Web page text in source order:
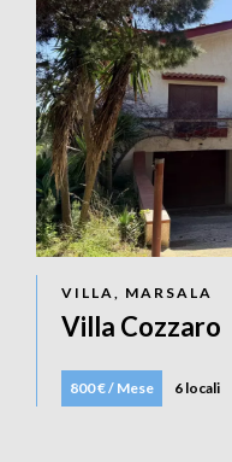
VILLA, MARSALA
Villa Cozzaro
800 € / Mese 6 locali